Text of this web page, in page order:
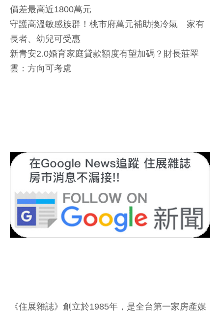
價差最高近1800萬元
守護高溫敏感族群！桃市府萬元補助換冷氣 家有
長者、幼兒可受惠
新青安2.0婚育家庭貸款額度有望加碼？財長莊翠
雲：方向可考慮
《住展雜誌》創立於1985年，是全台第一家房產媒